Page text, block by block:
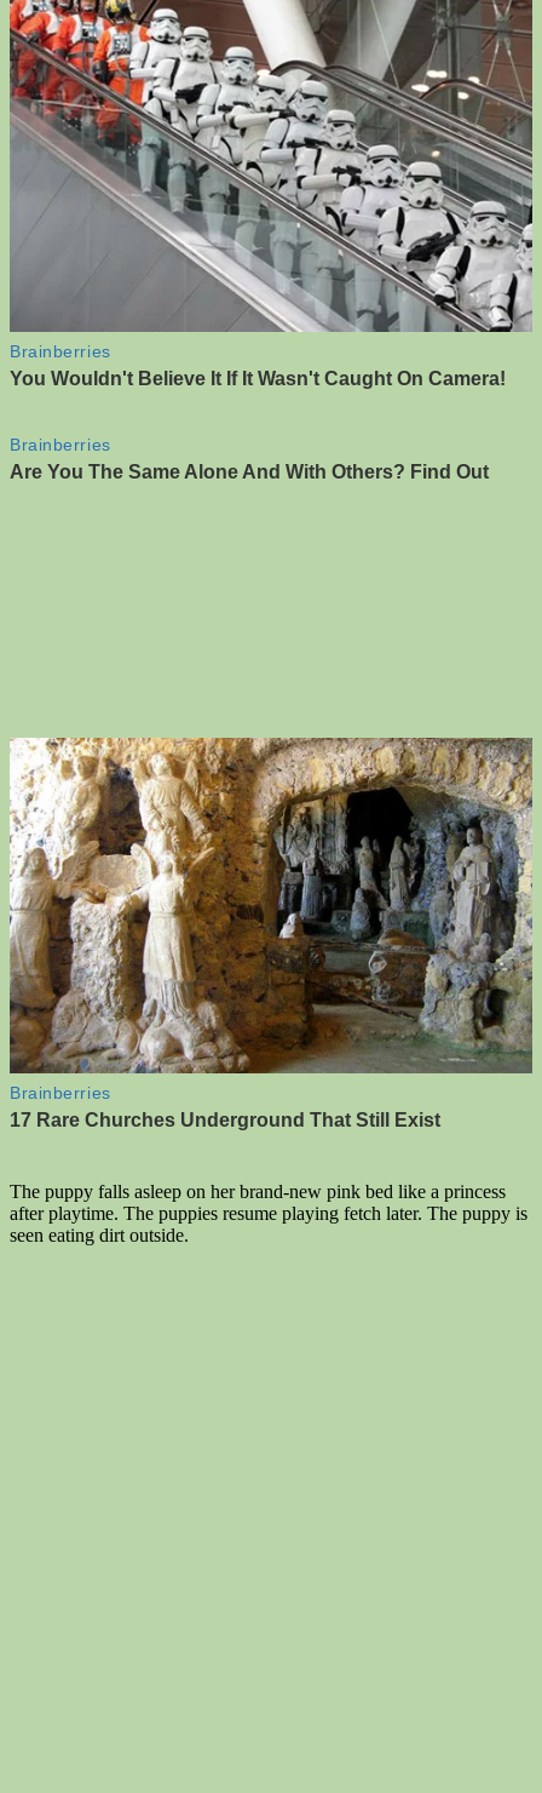
The puppy falls asleep on her brand-new pink bed like a princess
after playtime. The puppies resume playing fetch later. The puppy is
seen eating dirt outside.